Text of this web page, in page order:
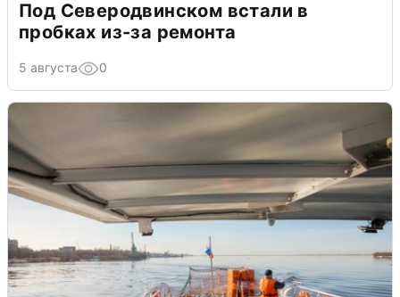
Под Северодвинском встали в
пробках из-за ремонта
5 августа 0